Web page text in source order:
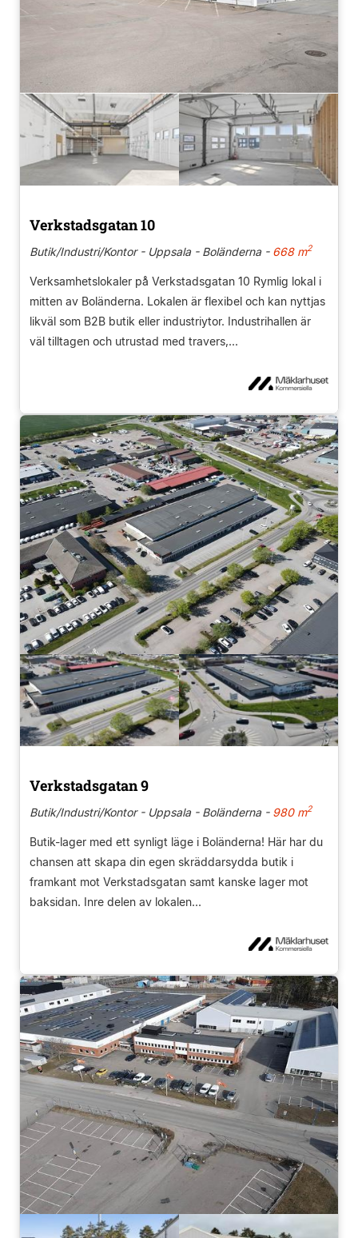
Verkstadsgatan 10
Butik/Industri/Kontor - Uppsala - Boländerna -668 m2
Verksamhetslokaler på Verkstadsgatan 10 Rymlig lokal i
mitten av Boländerna. Lokalen är flexibel och kan nyttjas
likväl som B2B butik eller industriytor. Industrihallen är
väl tilltagen och utrustad med travers,...
Verkstadsgatan 9
Butik/Industri/Kontor - Uppsala - Boländerna -980 m2
Butik-lager med ett synligt läge i Boländerna! Här har du
chansen att skapa din egen skräddarsydda butik i
framkant mot Verkstadsgatan samt kanske lager mot
baksidan. Inre delen av lokalen...